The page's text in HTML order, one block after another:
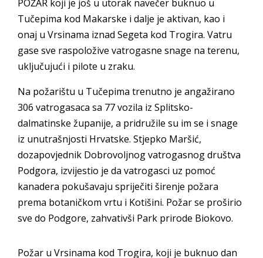
POŽAR koji je još u utorak navečer buknuo u
Tučepima kod Makarske i dalje je aktivan, kao i
onaj u Vrsinama iznad Segeta kod Trogira. Vatru
gase sve raspoložive vatrogasne snage na terenu,
uključujući i pilote u zraku.
Na požarištu u Tučepima trenutno je angažirano
306 vatrogasaca sa 77 vozila iz Splitsko-
dalmatinske županije, a pridružile su im se i snage
iz unutrašnjosti Hrvatske. Stjepko Maršić,
dozapovjednik Dobrovoljnog vatrogasnog društva
Podgora, izvijestio je da vatrogasci uz pomoć
kanadera pokušavaju spriječiti širenje požara
prema botaničkom vrtu i Kotišini. Požar se proširio
sve do Podgore, zahvativši Park prirode Biokovo.
Požar u Vrsinama kod Trogira, koji je buknuo dan